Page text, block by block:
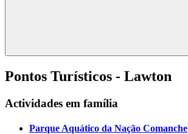
Pontos Turísticos - Lawton
Actividades em família
Parque Aquático da Nação Comanche